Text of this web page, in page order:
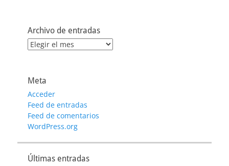
Archivo de entradas
Archivo
Meta
Acceder
Feed de entradas
Feed de comentarios
WordPress.org
Últimas entradas